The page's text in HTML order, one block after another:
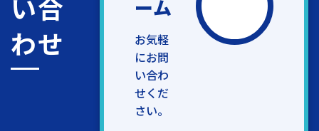
わせ
ーム
お気軽
にお問
い合わ
せくだ
さい。